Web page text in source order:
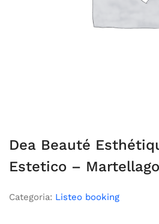
Dea Beauté
Estetico –
Categoria: Listeo booking